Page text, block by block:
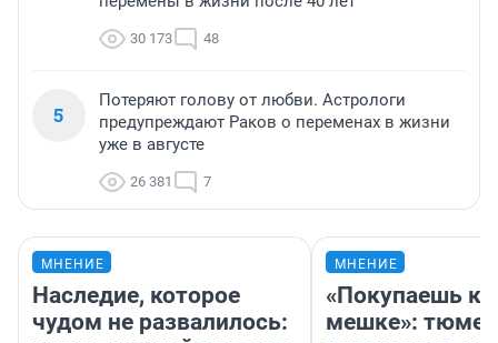
30 173 48
5
Потеряют голову от любви. Астрологи
предупреждают Раков о переменах в жизни
уже в августе
26 381 7
МНЕНИЕ
Наследие, которое
чудом не развалилось:
МНЕНИЕ
«Покупаешь
мешке»: